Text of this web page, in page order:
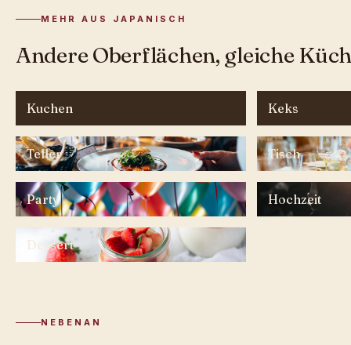
MEHR AUS JAPANISCH
Andere Oberflächen, gleiche
Kuchen Keks
Teller Tisch
Party Hochzeit
Dessert
NEBENAN